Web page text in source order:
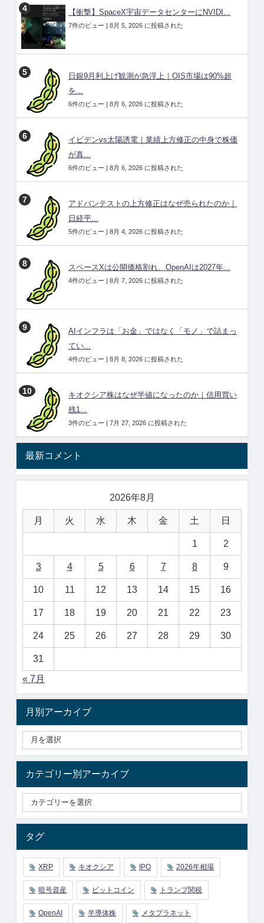
【衝撃】SpaceX宇宙データセンターにNVIDI...
7件のビュー | 8月 5, 2026 に投稿された
日銀9月利上げ観測が急浮上｜OIS市場は90%超
を...
6件のビュー | 8月 6, 2026 に投稿された
イビデンvs太陽誘電｜業績上方修正の中身で株価
が真...
6件のビュー | 8月 6, 2026 に投稿された
アドバンテストの上方修正はなぜ売られたのか｜
日経平...
5件のビュー | 8月 4, 2026 に投稿された
スペースXは公開価格割れ、OpenAIは2027年...
4件のビュー | 8月 7, 2026 に投稿された
AIインフラは「お金」ではなく「モノ」で詰まっ
てい...
4件のビュー | 8月 8, 2026 に投稿された
キオクシア株はなぜ半値になったのか｜信用買い
残1...
3件のビュー | 7月 27, 2026 に投稿された
最新コメント
2026年8月
月 火 水 木 金 土 日
1 2
3 4 5 6 7 8 9
10 11 12 13 14 15 16
17 18 19 20 21 22 23
24 25 26 27 28 29 30
31
« 7月
月別アーカイブ
カテゴリー別アーカイブ
タグ
XRP キオクシア IPO 2026年相場
暗号資産 ビットコイン トランプ関税
OpenAI 半導体株 メタプラネット